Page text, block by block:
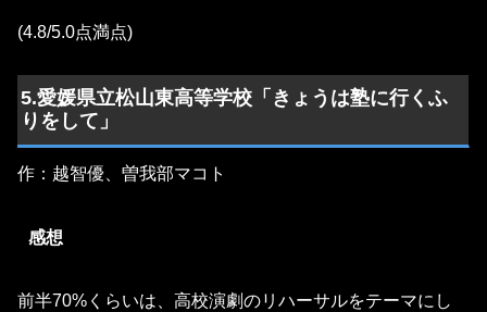
(4.8/5.0点満点)
5.愛媛県立松山東高等学校「きょうは塾に行くふ
りをして」
作：越智優、曽我部マコト
感想
前半70%くらいは、高校演劇のリハーサルをテーマにし